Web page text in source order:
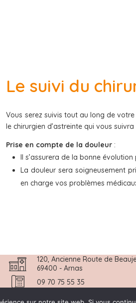
Le suivi du
Vous serez suivis tout au long de
le chirurgien d’astreinte qui vous
Prise en compte de la douleur :
Il s’assurera de la bonne
La douleur sera soigneusement
en charge vos problèmes
120, Ancienne Route de
69400 - Arnas
09 70 75 55 35
Accéder au Centre